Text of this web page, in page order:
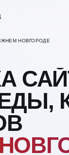
НОВГОРОДЕ